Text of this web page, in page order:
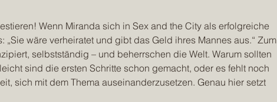
Wenn Miranda sich in Sex and the City als erfolgreiche
wäre verheiratet und gibt das Geld ihres Mannes aus.“ Zum
selbstständig – und beherrschen die Welt. Warum sollten
sind die ersten Schritte schon gemacht, oder es fehlt noch
sich mit dem Thema auseinanderzusetzen. Genau hier setzt